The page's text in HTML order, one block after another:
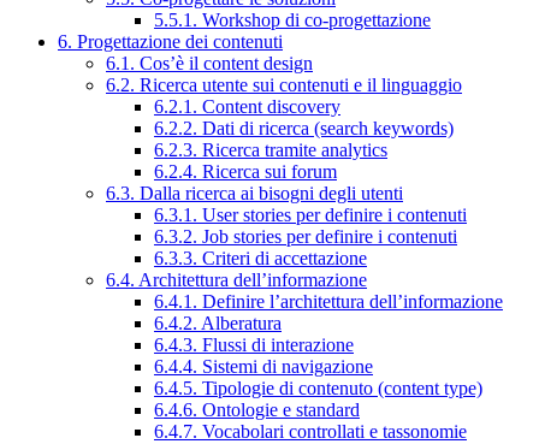
5.5.1. Workshop di co-progettazione
6. Progettazione dei contenuti
6.1. Cos’è il content design
6.2. Ricerca utente sui contenuti e il linguaggio
6.2.1. Content discovery
6.2.2. Dati di ricerca (search keywords)
6.2.3. Ricerca tramite analytics
6.2.4. Ricerca sui forum
6.3. Dalla ricerca ai bisogni degli utenti
6.3.1. User stories per definire i contenuti
6.3.2. Job stories per definire i contenuti
6.3.3. Criteri di accettazione
6.4. Architettura dell’informazione
6.4.1. Definire l’architettura dell’informazione
6.4.2. Alberatura
6.4.3. Flussi di interazione
6.4.4. Sistemi di navigazione
6.4.5. Tipologie di contenuto (content type)
6.4.6. Ontologie e standard
6.4.7. Vocabolari controllati e tassonomie